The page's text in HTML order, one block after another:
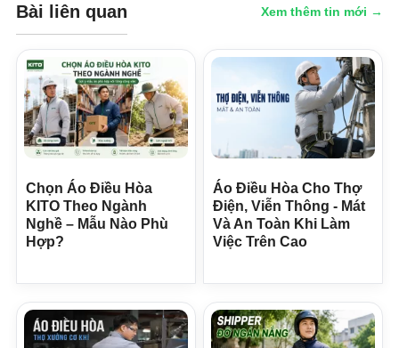
Bài liên quan Xem thêm tin mới →
Chọn Áo Điều Hòa
KITO Theo Ngành
Nghề – Mẫu Nào Phù
Hợp?
Áo Điều Hòa Cho Thợ
Điện, Viễn Thông - Mát
Và An Toàn Khi Làm
Việc Trên Cao